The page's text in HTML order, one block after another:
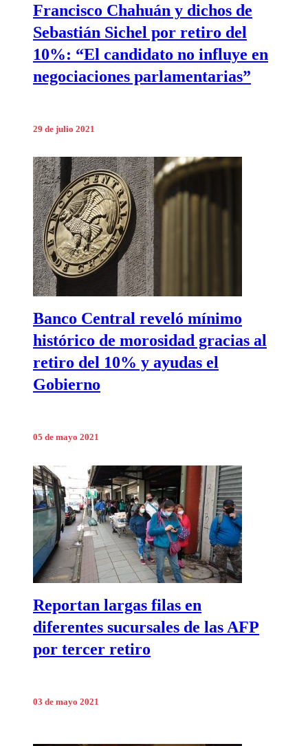
Francisco Chahuán y dichos de
Sebastián Sichel por retiro del
10%: “El candidato no influye en
negociaciones parlamentarias”
29 de julio 2021
Banco Central reveló mínimo
histórico de morosidad gracias al
retiro del 10% y ayudas el
Gobierno
05 de mayo 2021
Reportan largas filas en
diferentes sucursales de las AFP
por tercer retiro
03 de mayo 2021